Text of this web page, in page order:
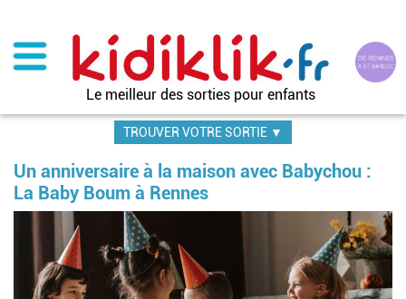
contenu
principal
Le meilleur des sorties pour enfants
TROUVER VOTRE SORTIE ▼
Un anniversaire à la maison avec Babychou :
La Baby Boum à Rennes